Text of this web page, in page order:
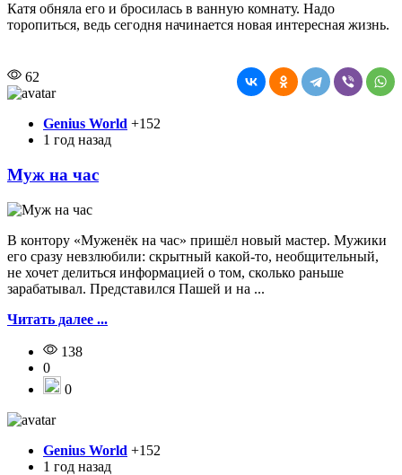
Катя обняла его и бросилась в ванную комнату. Надо
торопиться, ведь сегодня начинается новая интересная жизнь.
62
Genius World +152
1 год назад
Муж на час
В контору «Муженёк на час» пришёл новый мастер. Мужики
его сразу невзлюбили: скрытный какой-то, необщительный,
не хочет делиться информацией о том, сколько раньше
зарабатывал. Представился Пашей и на ...
Читать далее ...
138
0
0
Genius World +152
1 год назад